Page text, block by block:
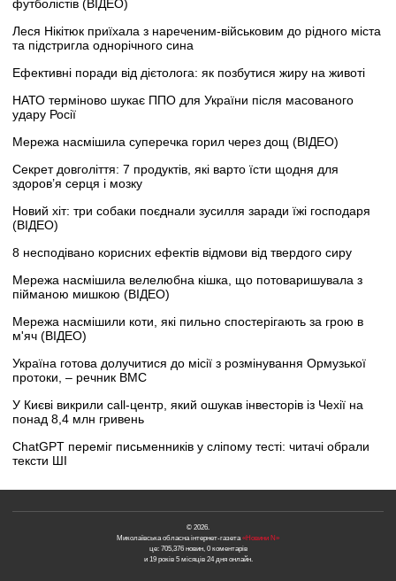
футболістів (ВІДЕО)
Леся Нікітюк приїхала з нареченим-військовим до рідного міста
та підстригла однорічного сина
Ефективні поради від дієтолога: як позбутися жиру на животі
НАТО терміново шукає ППО для України після масованого
удару Росії
Мережа насмішила суперечка горил через дощ (ВІДЕО)
Секрет довголіття: 7 продуктів, які варто їсти щодня для
здоров’я серця і мозку
Новий хіт: три собаки поєднали зусилля заради їжі господаря
(ВІДЕО)
8 несподівано корисних ефектів відмови від твердого сиру
Мережа насмішила велелюбна кішка, що потоваришувала з
пійманою мишкою (ВІДЕО)
Мережа насмішили коти, які пильно спостерігають за грою в
м'яч (ВІДЕО)
Україна готова долучитися до місії з розмінування Ормузької
протоки, – речник ВМС
У Києві викрили call-центр, який ошукав інвесторів із Чехії на
понад 8,4 млн гривень
ChatGPT переміг письменників у сліпому тесті: читачі обрали
тексти ШІ
© 2026.
Миколаївська обласна інтернет-газета «Новини N»
це: 705,376 новин, 0 коментарів
и 19 років 5 місяців 24 дня онлайн.